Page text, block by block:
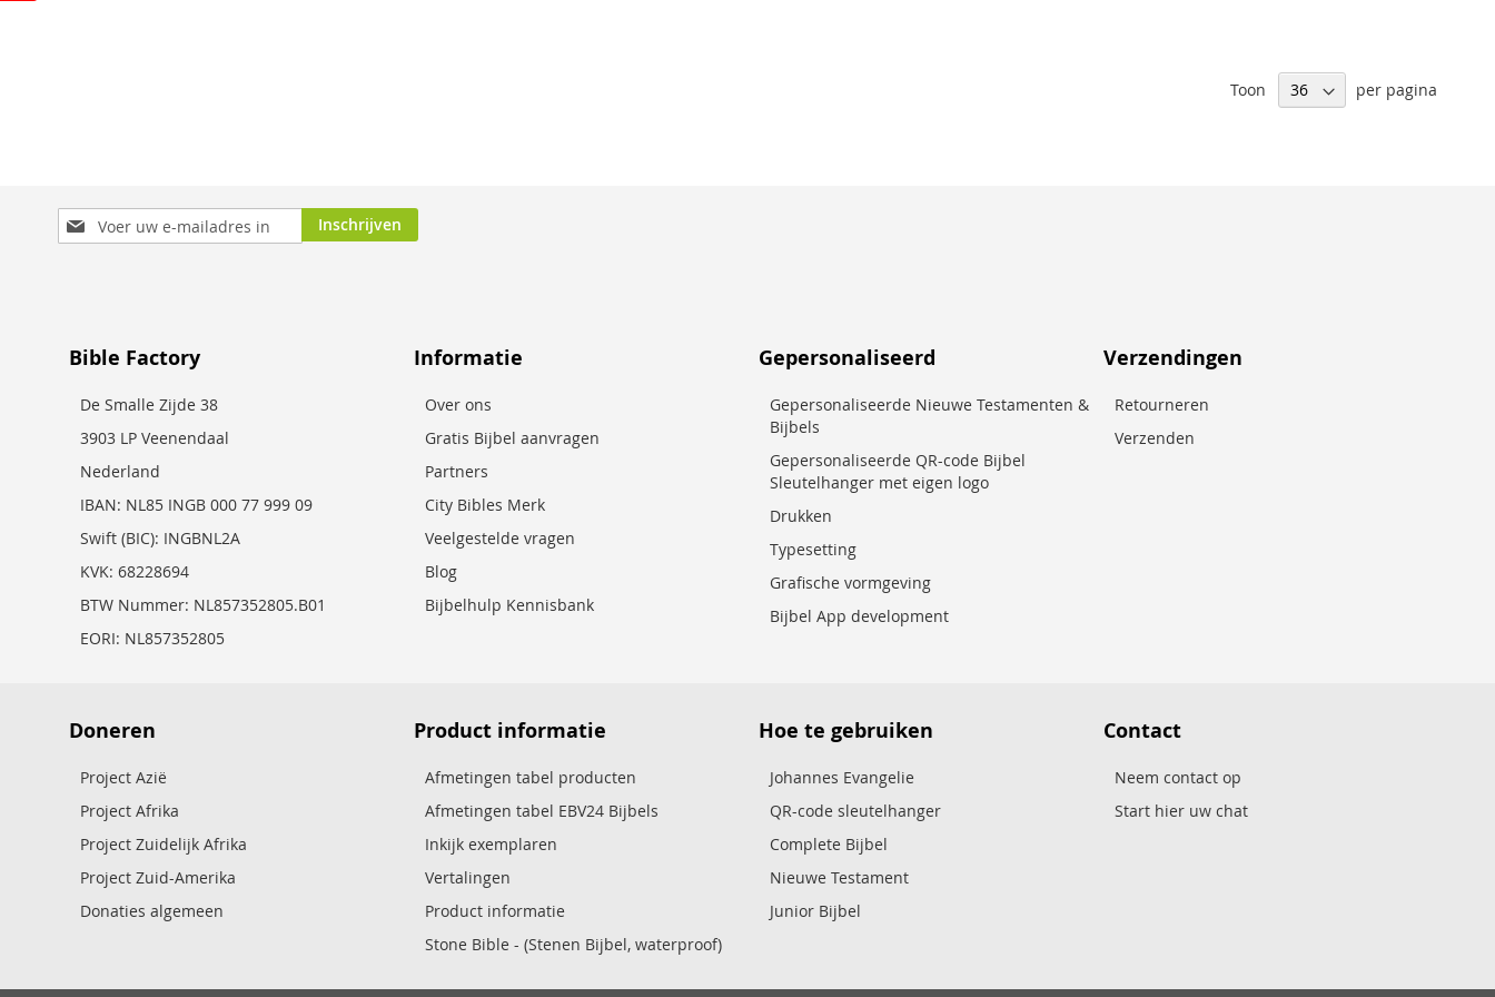
Toon per pagina
Abonneer
u
Inschrijven
Bible Factory
De Smalle Zijde 38
3903 LP Veenendaal
Nederland
IBAN: NL85 INGB 000 77 999 09
Swift (BIC): INGBNL2A
KVK: 68228694
BTW Nummer: NL857352805.B01
EORI: NL857352805
Informatie
Over ons
Gratis Bijbel aanvragen
Partners
City Bibles Merk
Veelgestelde vragen
Blog
Bijbelhulp Kennisbank
Gepersonaliseerd
Gepersonaliseerde Nieuwe Testamenten &
Bijbels
Gepersonaliseerde QR-code Bijbel
Sleutelhanger met eigen logo
Drukken
Typesetting
Grafische vormgeving
Bijbel App development
Verzendingen
Retourneren
Verzenden
Doneren
Project Azië
Project Afrika
Project Zuidelijk Afrika
Project Zuid-Amerika
Donaties algemeen
Product informatie
Afmetingen tabel producten
Afmetingen tabel EBV24 Bijbels
Inkijk exemplaren
Vertalingen
Product informatie
Stone Bible - (Stenen Bijbel, waterproof)
Hoe te gebruiken
Johannes Evangelie
QR-code sleutelhanger
Complete Bijbel
Nieuwe Testament
Junior Bijbel
Contact
Neem contact op
Start hier uw chat